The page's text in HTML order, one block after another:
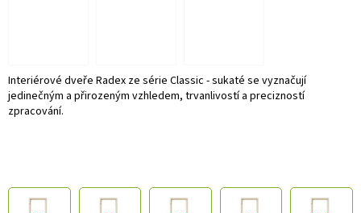
Interiérové dveře Radex ze série Classic - sukaté se vyznačují
jedinečným a přirozeným vzhledem, trvanlivostí a precizností
zpracování.